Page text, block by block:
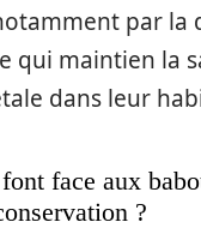
par la
qui maintien la
dans leur
face aux
?